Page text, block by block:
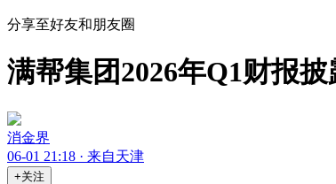
分享至好友和朋友圈
满帮集团2026年Q1财报
消金界
06-01 21:18 · 来自天津
+关注